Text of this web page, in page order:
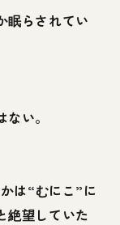
眠らされてい
い。
は“むにこ”に
絶望していた